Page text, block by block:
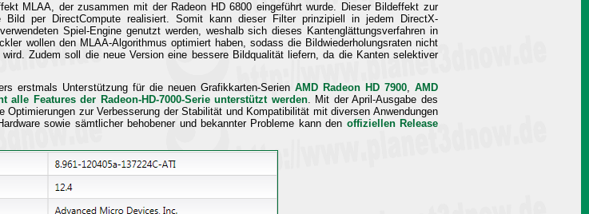
MLAA, der zusammen mit der Radeon HD 6800 eingeführt wurde. Dieser Bildeffekt zur
per DirectCompute realisiert. Somit kann dieser Filter prinzipiell in jedem DirectX-
Spiel-Engine genutzt werden, weshalb sich dieses Kantenglättungsverfahren in
wollen den MLAA-Algorithmus optimiert haben, sodass die Bildwiederholungsraten nicht
Zudem soll die neue Version eine bessere Bildqualität liefern, da die Kanten selektiver
erstmals Unterstützung für die neuen Grafikkarten-Serien AMD Radeon HD 7900,AMD
alle Features der Radeon-HD-7000-Serie unterstützt werden. Mit der April-Ausgabe des
zur Verbesserung der Stabilität und Kompatibilität mit diversen Anwendungen
sowie sämtlicher behobener und bekannter Probleme kann den offiziellen Release